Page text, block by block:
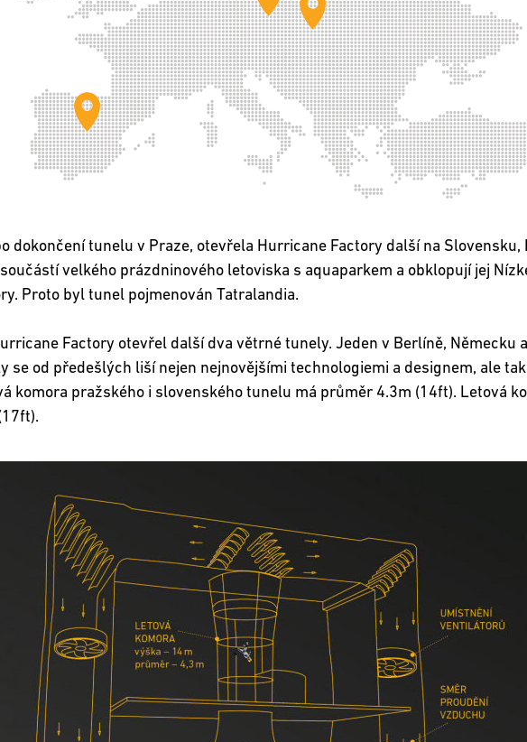
dokončení tunelu v Praze, otevřela Hurricane Factory další na
velkého prázdninového letoviska s aquaparkem a obklopují jej
Proto byl tunel pojmenován Tatralandia.
Factory otevřel další dva větrné tunely. Jeden v Berlíně, Německu
se od předešlých liší nejen nejnovějšími technologiemi a designem, ale
komora pražského i slovenského tunelu má průměr 4.3m (14ft). Letová